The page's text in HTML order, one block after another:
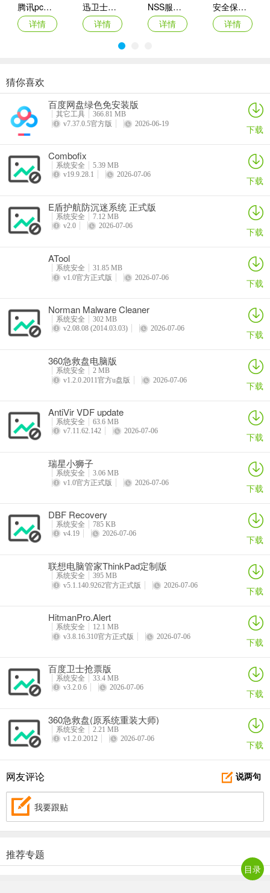
FocusMe 在后台运行，以减少网站和应用程序的干扰，可以设置
屏幕时间限制，并安排专注的工作。您可以选择要阻止的内容和时间
置的番茄钟计时器、休息提醒和实时进度跟踪，FocusMe 是您的数字
FocusMe安装步骤
1、在爱吾下载站下载最新安装包，按提示安装
2、安装进行中，完成即可使用
腾讯pc电脑管家
详情
迅卫士电脑版
详情
NSS服务器安全工具
详情
安全保密检查工具 7.0 绿色版
详情
Prey设备防盗
详情
百度卫士
详情
PC-Cillin 中国区病毒码
360安全卫士电脑版
猜你喜欢
百度网盘绿色免安装版
其它工具
366.81 MB
v7.37.0.5官方版
2026-06-19 下载
Combofix
系统安全
5.39 MB
v19.9.28.1
2026-07-06 下载
E盾护航防沉迷系统 正式版
系统安全
7.12 MB
v2.0
2026-07-06 下载
ATool
系统安全
31.85 MB
v1.0官方正式版
2026-07-06 下载
Norman Malware Cleaner
系统安全
302 MB
v2.08.08 (2014.03.03)
2026-07-06 下载
360急救盘电脑版
系统安全
2 MB
v1.2.0.2011官方u盘版
2026-07-06 下载
AntiVir VDF update
系统安全
63.6 MB
v7.11.62.142
2026-07-06 下载
瑞星小狮子
系统安全
3.06 MB
v1.0官方正式版
2026-07-06 下载
DBF Recovery
系统安全
785 KB
v4.19
2026-07-06 下载
联想电脑管家ThinkPad定制版
系统安全
395 MB
v5.1.140.9262官方正式版
2026-07-06 下载
HitmanPro.Alert
系统安全
12.1 MB
v3.8.16.310官方正式版
2026-07-06 下载
百度卫士抢票版
系统安全
33.4 MB
v3.2.0.6
2026-07-06 下载
360急救盘(原系统重装大师)
系统安全
2.21 MB
v1.2.0.2012
2026-07-06 下载
说两句
网友评论
我要跟贴
推荐专题
目录